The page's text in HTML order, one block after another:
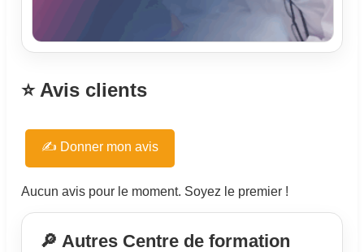
⭐ Avis clients
✍️ Donner mon avis
Aucun avis pour le moment. Soyez le premier !
🔎 Autres Centre de formation